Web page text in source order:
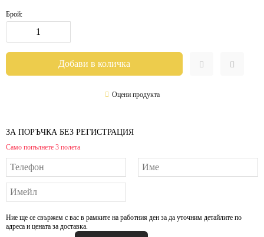
Брой:
Оцени продукта
ЗА ПОРЪЧКА БЕЗ РЕГИСТРАЦИЯ
Само попълнете 3 полета
Ние ще се свържем с вас в рамките на работния ден за да уточним детайлите по
адреса и цената за доставка.